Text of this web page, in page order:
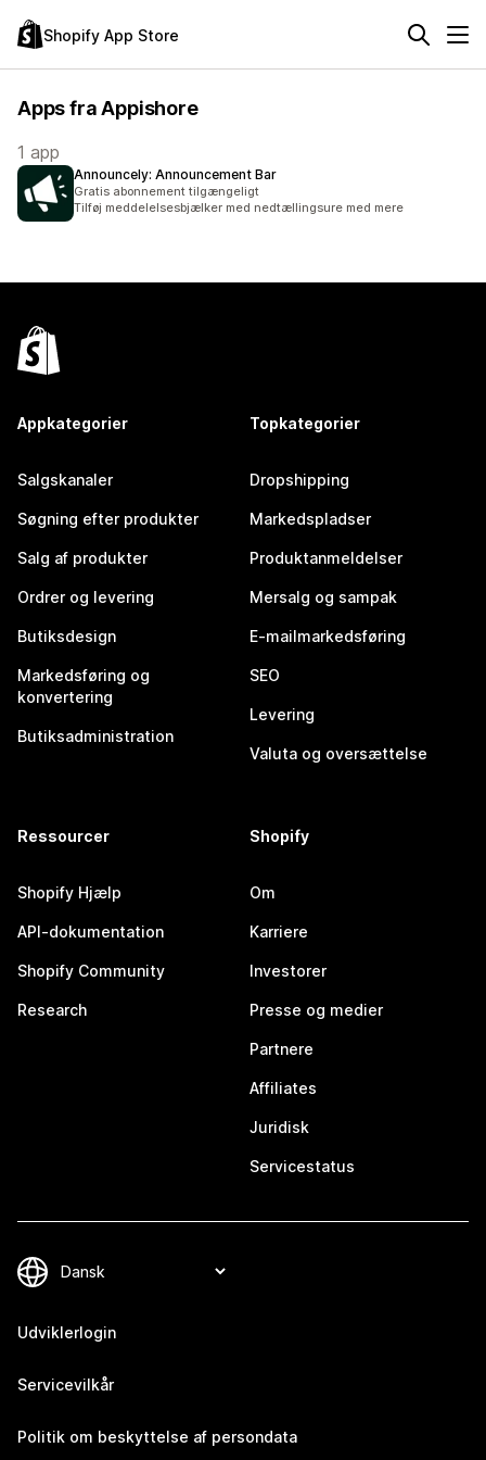
Shopify App Store
Apps fra Appishore
1 app
Announcely: Announcement Bar
Gratis abonnement tilgængeligt
Tilføj meddelelsesbjælker med nedtællingsure med mere
Appkategorier
Salgskanaler
Søgning efter produkter
Salg af produkter
Ordrer og levering
Butiksdesign
Markedsføring og
konvertering
Butiksadministration
Topkategorier
Dropshipping
Markedspladser
Produktanmeldelser
Mersalg og sampak
E-mailmarkedsføring
SEO
Levering
Valuta og oversættelse
Ressourcer
Shopify Hjælp
API-dokumentation
Shopify Community
Research
Shopify
Om
Karriere
Investorer
Presse og medier
Partnere
Affiliates
Juridisk
Servicestatus
Udviklerlogin
Servicevilkår
Politik om beskyttelse af persondata